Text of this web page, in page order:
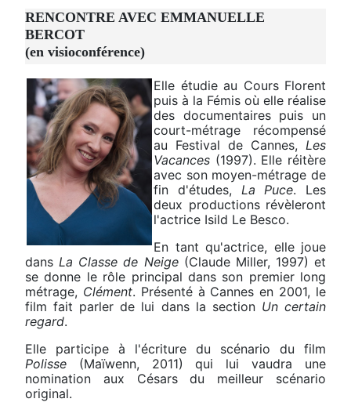
RENCONTRE AVEC EMMANUELLE
BERCOT
(en visioconférence)
Elle étudie au Cours Florent
puis à la Fémis où elle réalise
des documentaires puis un
court-métrage récompensé
au Festival de Cannes, Les
Vacances (1997). Elle réitère
avec son moyen-métrage de
fin d'études, La Puce. Les
deux productions révèleront
l'actrice Isild Le Besco.
En tant qu'actrice, elle joue
dans La Classe de Neige(Claude Miller, 1997) et
se donne le rôle principal dans son premier long
métrage, Clément. Présenté à Cannes en 2001, le
film fait parler de lui dans la section Un certain
regard.
Elle participe à l'écriture du scénario du film
Polisse (Maïwenn, 2011) qui lui vaudra une
nomination aux Césars du meilleur scénario
original.